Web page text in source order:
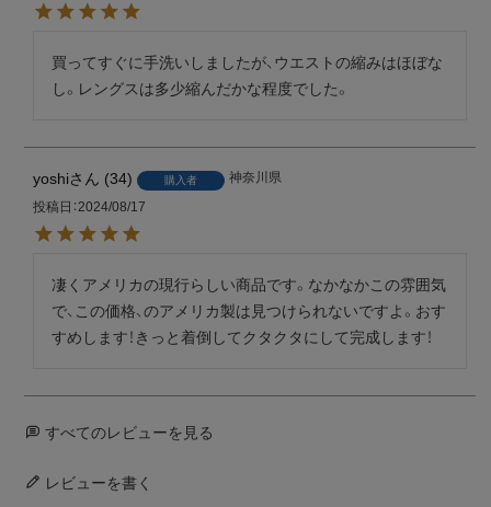
買ってすぐに手洗いしましたが、ウエストの縮みはほぼな
yoshi 34 購入者
神奈川県
投稿日 2024/08/17
凄くアメリカの現行らしい商品です。なかなかこの雰囲気
で、この価格、のアメリカ製は見つけられないですよ。おす
すめします！きっと着倒してクタクタにして完成します！
すべてのレビューを見る
レビューを書く